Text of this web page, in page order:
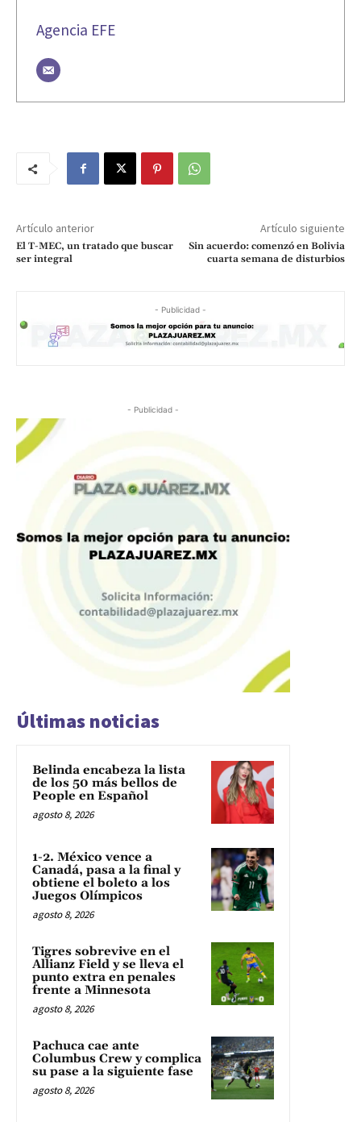
Agencia EFE
Artículo anterior
El T-MEC, un tratado que buscar
ser integral
Artículo siguiente
Sin acuerdo: comenzó en Bolivia
cuarta semana de disturbios
- Publicidad -
- Publicidad -
Últimas noticias
Belinda encabeza la lista
de los 50 más bellos de
People en Español
agosto 8, 2026
1-2. México vence a
Canadá, pasa a la final y
obtiene el boleto a los
Juegos Olímpicos
agosto 8, 2026
Tigres sobrevive en el
Allianz Field y se lleva el
punto extra en penales
frente a Minnesota
agosto 8, 2026
Pachuca cae ante
Columbus Crew y complica
su pase a la siguiente fase
agosto 8, 2026